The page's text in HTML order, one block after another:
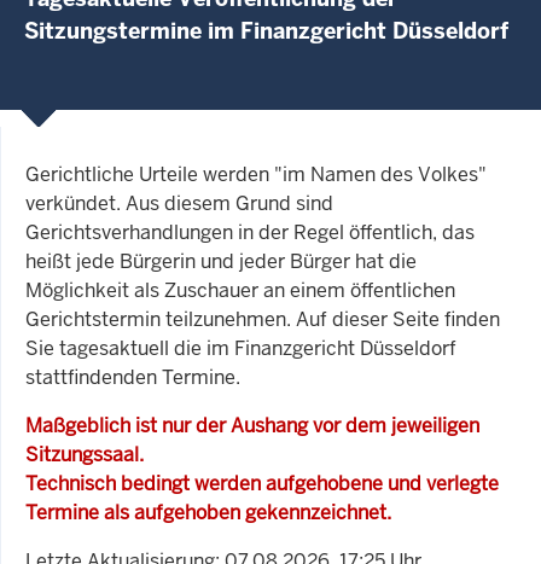
Sitzungstermine im Finanzgericht Düsseldorf
Gerichtliche Urteile werden "im Namen des Volkes"
verkündet. Aus diesem Grund sind
Gerichtsverhandlungen in der Regel öffentlich, das
heißt jede Bürgerin und jeder Bürger hat die
Möglichkeit als Zuschauer an einem öffentlichen
Gerichtstermin teilzunehmen. Auf dieser Seite finden
Sie tagesaktuell die im Finanzgericht Düsseldorf
stattfindenden Termine.
Maßgeblich ist nur der Aushang vor dem jeweiligen
Sitzungssaal.
Technisch bedingt werden aufgehobene und verlegte
Termine als aufgehoben gekennzeichnet.